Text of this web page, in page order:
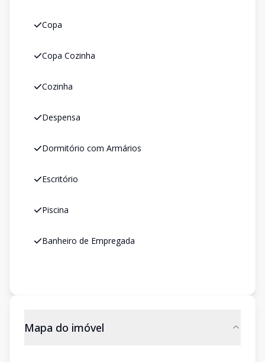
Copa
Copa Cozinha
Cozinha
Despensa
Dormitório com Armários
Escritório
Piscina
Banheiro de Empregada
Mapa do imóvel